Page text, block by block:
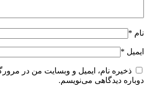
نام *
ایمیل *
ذخیره نام، ایمیل و وبسایت من در
دوباره دیدگاهی می‌نویسم.